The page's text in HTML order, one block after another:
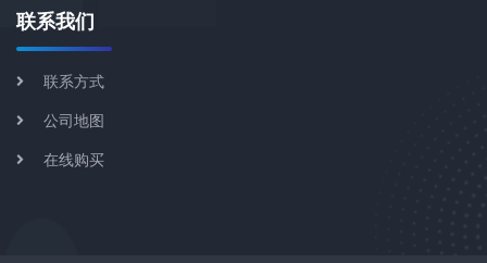
联系我们
联系方式
公司地图
在线购买